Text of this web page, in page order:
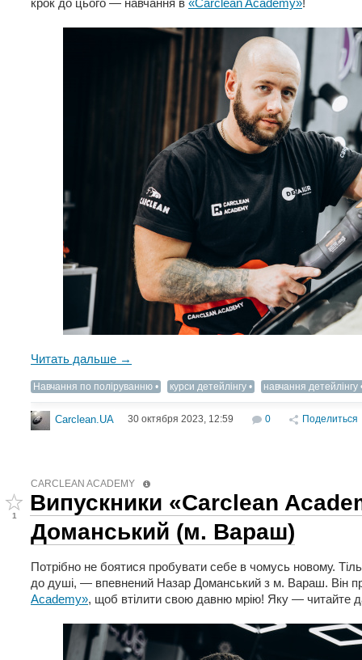
крок до цього — навчання в «Carclean Academy»!
Читать дальше →
Навчання по поліруванню курси детейлінгу навчання детейлінгу
Carclean.UA 30 октября 2023, 12:59 0 Поделиться
CARCLEAN ACADEMY
1
Випускники «Carclean
Доманський (м. Вараш)
Потрібно не боятися пробувати себе в чомусь новому.
до душі, — впевнений Назар Доманський з м. Вараш. Він
Academy», щоб втілити свою давню мрію! Яку — читайте